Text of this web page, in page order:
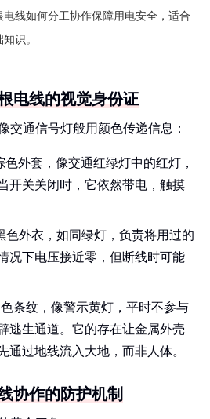
线如何分工协作保障用电安全，适合
识。
电线的视觉身份证
交通信号灯般用颜色传递信息：
色外套，像交通红绿灯中的红灯，
开关关闭时，它依然带电，触摸
色外衣，如同绿灯，负责将用过的
况下电压接近零，但断线时可能
色条纹，像警示黄灯，平时不参与
逃生通道。它的存在让金属外壳
通过地线流入大地，而非人体。
协作的防护机制